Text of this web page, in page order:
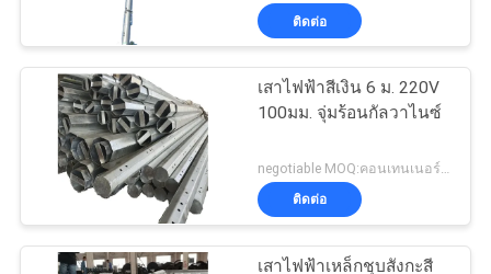
503
SERVICE
TEMPORARILY
UNAVAILABLE
SERVICE
เสาไฟฟ้าเหล็ก
70
ติดต่อ
เสาไฟฟ้าสีเงิน 6 ม. 220V
100มม. จุ่มร้อนกัลวาไนซ์
ติดต่อ
เสาไฟฟ้าเหล็กชุบสังกะสี